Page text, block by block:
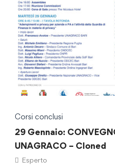
Corsi conclusi
29 Gennaio:
UNAGRACO – Cloned
Esperto